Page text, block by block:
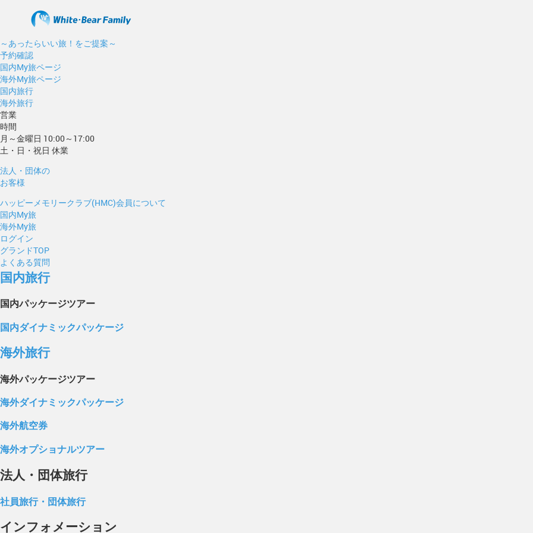
～あったらいい旅！をご提案～
予約確認
国内My旅ページ
海外My旅ページ
国内旅行
海外旅行
営業
時間
月～金曜日 10:00～17:00
土・日・祝日 休業
法人・団体の
お客様
ハッピーメモリークラブ(HMC)会員について
国内My旅
海外My旅
ログイン
グランドTOP
よくある質問
国内旅行
国内パッケージツアー
国内ダイナミックパッケージ
海外旅行
海外パッケージツアー
海外ダイナミックパッケージ
海外航空券
海外オプショナルツアー
法人・団体旅行
社員旅行・団体旅行
インフォメーション